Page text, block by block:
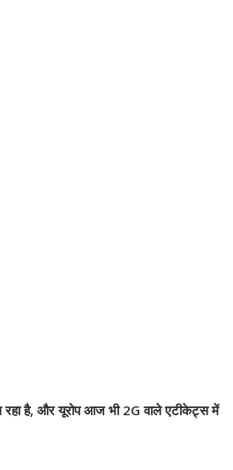
है, और यूरोप आज भी 2G वाले एटीकेट्स में